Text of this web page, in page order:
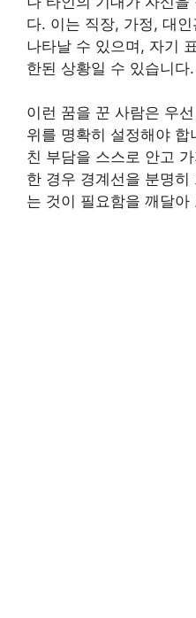
다. 이는 직장, 가정, 대
나타날 수 있으며, 자기
한된 상황일 수 있습니다.
이런 꿈을 꾼 사람은 우
위를 명확히 설정해야
친 부담을 스스로 안고
한 경우 경계선을 분명
는 것이 필요함을 깨달아